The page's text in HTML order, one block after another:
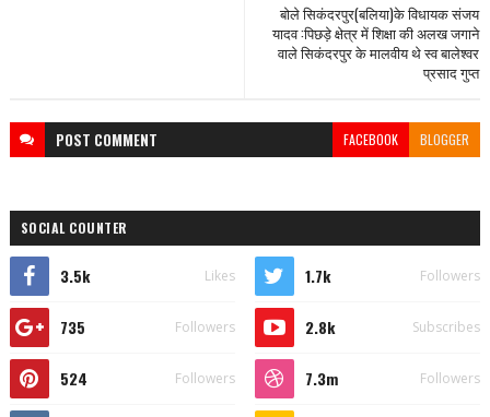
बोले सिकंदरपुर(बलिया)के विधायक संजय
यादव :पिछड़े क्षेत्र में शिक्षा की अलख जगाने
वाले सिकंदरपुर के मालवीय थे स्व बालेश्वर
प्रसाद गुप्त
POST COMMENT FACEBOOK BLOGGER
SOCIAL COUNTER
3.5k Likes 1.7k Followers
735 Followers 2.8k Subscribes
524 Followers 7.3m Followers